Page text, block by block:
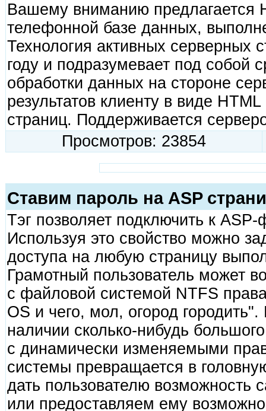
Вашему вниманию предлагается
телефонной базе данных,
Технология активных серверных
году и подразумевает под собой
обработки данных на стороне
результатов клиенту в виде
страниц. Поддерживается
Просмотров: 23854
Ставим пароль на ASP
Тэг позволяет подключить к
Используя это свойство можно
доступа на любую страницу
Грамотный пользователь может
с файловой системой NTFS
OS и чего, мол, огород
наличии сколько-нибудь
с динамически изменяемыми
системы превращается в
дать пользователю возможность
или предоставляем ему